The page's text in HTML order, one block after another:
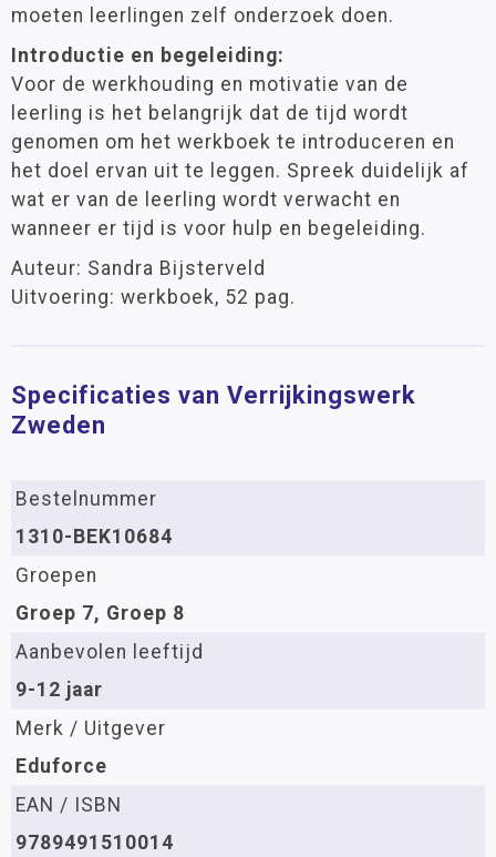
moeten leerlingen zelf onderzoek doen.
Introductie en begeleiding:
Voor de werkhouding en motivatie van de
leerling is het belangrijk dat de tijd wordt
genomen om het werkboek te introduceren en
het doel ervan uit te leggen. Spreek duidelijk af
wat er van de leerling wordt verwacht en
wanneer er tijd is voor hulp en begeleiding.
Auteur: Sandra Bijsterveld
Uitvoering: werkboek, 52 pag.
Specificaties van Verrijkingswerk
Zweden
Bestelnummer
1310-BEK10684
Groepen
Groep 7, Groep 8
Aanbevolen leeftijd
9-12 jaar
Merk / Uitgever
Eduforce
EAN / ISBN
9789491510014